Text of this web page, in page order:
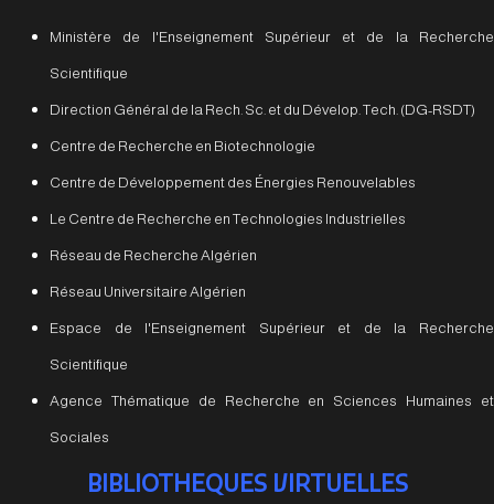
Ministère de l'Enseignement Supérieur et de la Recherche
Scientifique
Direction Général de la Rech. Sc. et du Dévelop. Tech. (DG-RSDT)
Centre de Recherche en Biotechnologie
Centre de Développement des Énergies Renouvelables
Le Centre de Recherche en Technologies Industrielles
Réseau de Recherche Algérien
Réseau Universitaire Algérien
Espace de l'Enseignement Supérieur et de la Recherche
Scientifique
Agence Thématique de Recherche en Sciences Humaines et
Sociales
BIBLIOTHEQUES VIRTUELLES